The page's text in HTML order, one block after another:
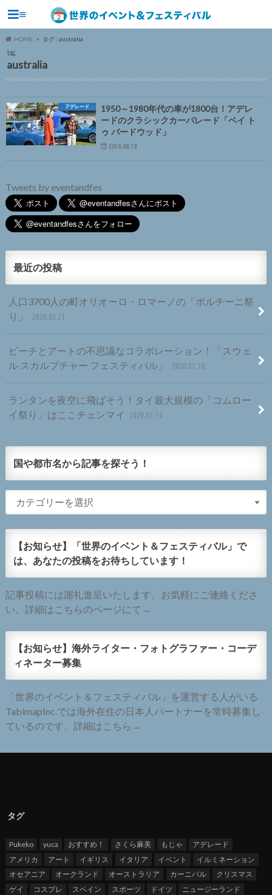
≡
HOME タグ : australia
TAG
australia
アデレード
1950～1980年代の車が1800台！アデレ
ードのクラシックカーパレード「ベイ ト
ゥ バードウッド」
2018.08.18
Tweets by eventandfes
最近の投稿
人口3700人の町オリオーロ・ロマーノの「ポルチーニ祭
り」
2020.02.21
ビーチとアートの不思議なコラボレーション！「スウェ
ル スカルプチャー フェスティバル」
2020.02.18
ランタンを夜空に飛ばそう！タイ最大規模の「コムロー
イ祭り」はここチェンマイ
2020.02.14
国や都市名から記事を探そう！
【お知らせ】「世界のイベント＆フェスティバル」で
は、あなたの投稿をお待ちしています！
記事投稿には謝礼進呈いたします。お気軽にご連絡くださ
い。詳細はこちらのページにて→
【お知らせ】海外ライター・フォトグラファー・コーデ
ィネーター募集
「世界のイベント＆フェスティバル」を運営する人がいる
TabimapInc.では海外在住の日本人パートナーを常時募集し
ているのです。詳細はこちら→
タグ
Pukeko yuca おすすめ！ さくら麻美 もじゃ
アデレード
アメリカ
アート イギリス イタリア イベント
イルミネーション
オセアニア
オークランド オーストラリア カーニバル
クリスマス
ゲイ
コスプレ スペイン スポーツ ドイツ
ニュージーランド